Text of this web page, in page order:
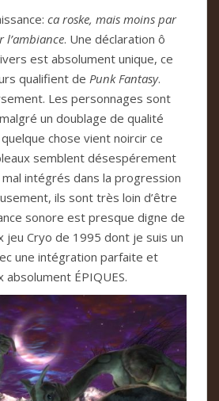
ca roske, mais moins par
l’ambiance. Une décla­ra­tion ô
est abso­lu­ment uni­que, ce
qua­li­fient de Punk Fan­tasy.
Les per­son­na­ges sont
un dou­blage de qua­lité
chose vient noir­cir ce
sem­blent déses­pé­re­ment
inté­grés dans la pro­gres­sion
ils sont très loin d’être
sonore est pres­que digne de
jeu Cryo de 1995 dont je suis un
une inté­gra­tion par­faite et
ÉPI­QUES.